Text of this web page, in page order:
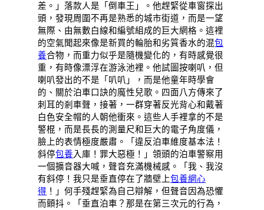
差。」落款人是「倒車王」。他趕緊從車窗探出
頭，發現周圍不再是熟悉的城市街道，而是一望
無際、由無數白線和編號組成的巨大網格。這裡
的空氣聞起來像是新買的輪胎和劣質香水的混包
養合物，而重力似乎是隨機變化的，有時感覺很
重，有時像漂浮在游泳池裡。他試圖按喇叭，但
喇叭發出的不是「叭叭」，而是他童年時學會
的、關於泊車口訣的魔性兒歌。四面八方傳來了
刺耳的剎車聲，接著，一群穿著反光背心和戴著
白色安全帽的人朝他衝來。這些人手裡拿的不是
警棍，而是長長的測量尺和巨大的電子角度儀，
臉上的表情極度嚴肅。「違反泊車維度基本法！
斜停包養入庫！罪大惡極！」領頭的泊車警察用
一個擴音器大喊，聲音充滿機械感。「我、我沒
有斜停！我只是垂直停在了牆壁上包養網心
得 ！」何手殘趕緊為自己辯解，但聲音因為恐懼
而顫抖。「垂直泊車？那是在第三次元的行為，